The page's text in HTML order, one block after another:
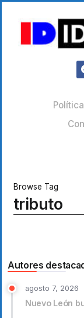
Política
Browse Tag
tributo
Autores
agosto 7, 2026
Nuevo León